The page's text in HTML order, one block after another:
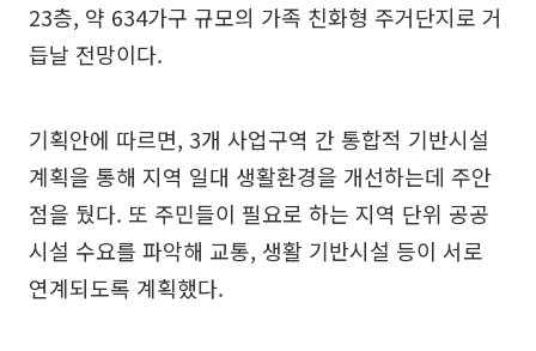
23층, 약 634가구 규모의 가족 친화형 주거단지로 거
듭날 전망이다.
기획안에 따르면, 3개 사업구역 간 통합적 기반시설
계획을 통해 지역 일대 생활환경을 개선하는데 주안
점을 뒀다. 또 주민들이 필요로 하는 지역 단위 공공
시설 수요를 파악해 교통, 생활 기반시설 등이 서로
연계되도록 계획했다.